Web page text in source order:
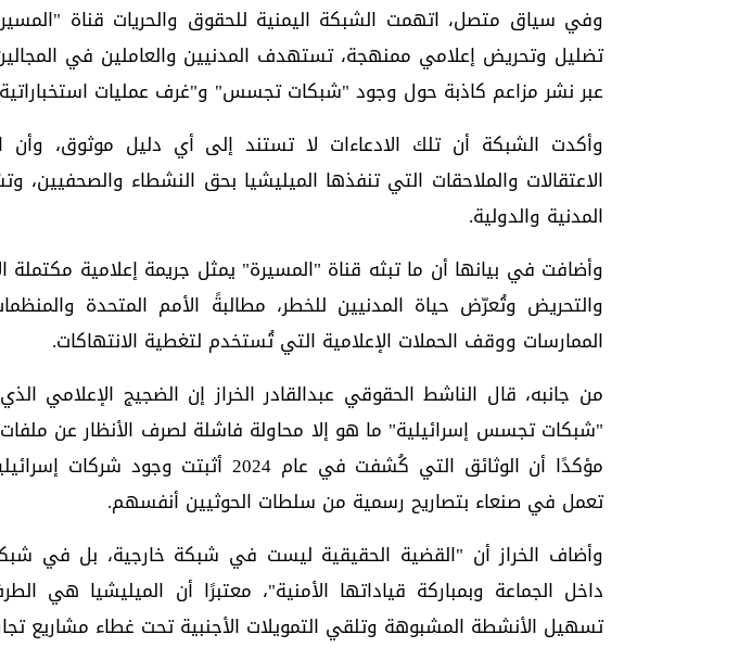
وفي سياق متصل، اتهمت الشبكة اليمنية للحقوق والحريات قناة
تضليل وتحريض إعلامي ممنهجة، تستهدف المدنيين والعاملين في
عبر نشر مزاعم كاذبة حول وجود "شبكات تجسس" و"غرف عمليات
وأكدت الشبكة أن تلك الادعاءات لا تستند إلى أي دليل موثوق، وأن
الاعتقالات والملاحقات التي تنفذها الميليشيا بحق النشطاء
المدنية والدولية.
وأضافت في بيانها أن ما تبثه قناة "المسيرة" يمثل جريمة إعلامية مكتملة
والتحريض وتُعرّض حياة المدنيين للخطر، مطالبةً الأمم المتحدة
الممارسات ووقف الحملات الإعلامية التي تُستخدم لتغطية الانتهاكات.
من جانبه، قال الناشط الحقوقي عبدالقادر الخراز إن الضجيج الإعلامي
"شبكات تجسس إسرائيلية" ما هو إلا محاولة فاشلة لصرف الأنظار عن
مؤكدًا أن الوثائق التي كُشفت في عام 2024 أثبتت
تعمل في صنعاء بتصاريح رسمية من سلطات الحوثيين أنفسهم.
وأضاف الخراز أن "القضية الحقيقية ليست في شبكة خارجية، بل في
داخل الجماعة وبمباركة قياداتها الأمنية"، معتبرًا أن الميليشيا هي
تسهيل الأنشطة المشبوهة وتلقي التمويلات الأجنبية تحت غطاء مشاريع